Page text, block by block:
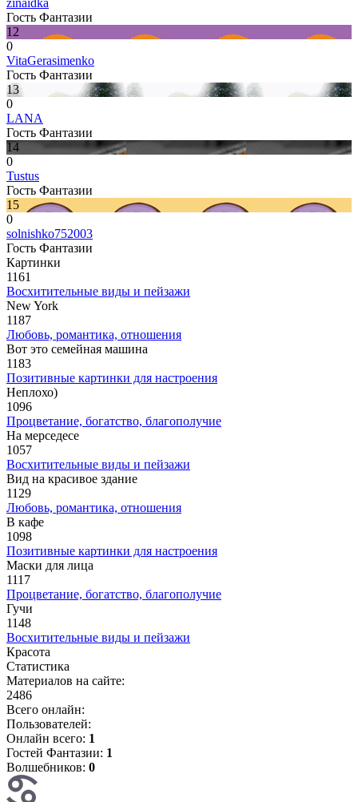
Гость Фантазии
12
0
VitaGerasimenko
Гость Фантазии
13
0
LANA
Гость Фантазии
14
0
Tustus
Гость Фантазии
15
0
solnishko752003
Гость Фантазии
Картинки
1161
Восхитительные виды и пейзажи
New York
1187
Любовь, романтика, отношения
Вот это семейная машина
1183
Позитивные картинки для настроения
Неплохо)
1096
Процветание, богатство, благополучие
На мерседесе
1057
Восхитительные виды и пейзажи
Вид на красивое здание
1129
Любовь, романтика, отношения
В кафе
1098
Позитивные картинки для настроения
Маски для лица
1117
Процветание, богатство, благополучие
Гучи
1148
Восхитительные виды и пейзажи
Красота
Статистика
Материалов на сайте:
2486
Всего онлайн:
Пользователей:
Онлайн всего: 1
Гостей Фантазии: 1
Волшебников: 0